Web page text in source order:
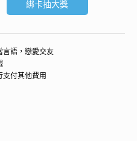
綁卡抽大獎
語，戀愛交友
付其他費用